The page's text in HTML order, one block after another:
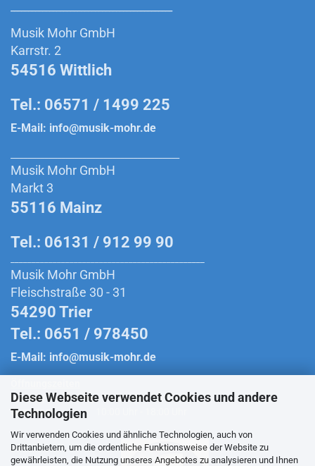
Diese Webseite verwendet Cookies und andere
Technologien
Wir verwenden Cookies und ähnliche Technologien, auch von
Drittanbietern, um die ordentliche Funktionsweise der Website zu
gewährleisten, die Nutzung unseres Angebotes zu analysieren und Ihnen
Musik Mohr GmbH
Karrstr. 2
54516 Wittlich
Tel.: 06571 / 1499 225
E-Mail: info@musik-mohr.de
Musik Mohr GmbH
Markt 3
55116 Mainz
Tel.: 06131 / 912 99 90
Musik Mohr GmbH
Fleischstraße 30 - 31
54290 Trier
Tel.: 0651 / 978450
E-Mail: info@musik-mohr.de
Montag bis Freitag:10:00 Uhr - 18:30 Uhr
Samstag:10:00 Uhr - 18:00 Uhr